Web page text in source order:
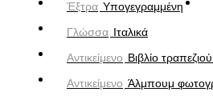
Έξτρα Υπογεγραμμένη
Γλώσσα Ιταλικά
Αντικείμενο Βιβλίο
Αντικείμενο Άλμπουμ